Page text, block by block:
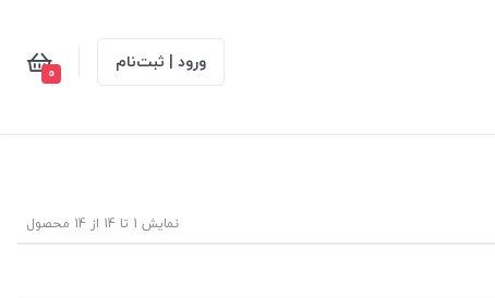
ورود | ثبت‌نام 0
نمایش 1 تا 14 از 14 محصول